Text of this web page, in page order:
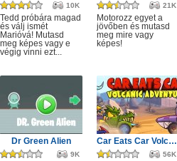
10K
Tedd próbára magad
és válj ismét
Marióvá! Mutasd
meg képes vagy e
végig vinni ezt...
21K
Motorozz egyet a
jövőben és mutasd
meg mire vagy
képes!
Dr Green Alien
9K
Car Eats Car Volcanic Adventure
56K